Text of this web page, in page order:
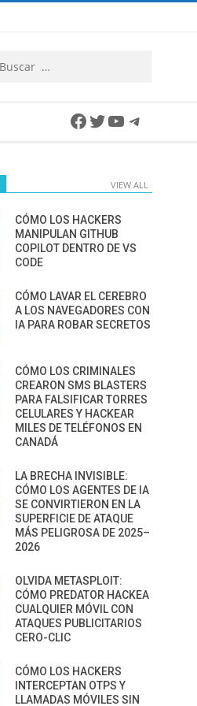
Facebook
Twitter
YouTube
VIEW ALL
CÓMO LOS HACKERS
MANIPULAN GITHUB
COPILOT DENTRO DE VS
CODE
CÓMO LAVAR EL CEREBRO
A LOS NAVEGADORES CON
IA PARA ROBAR SECRETOS
CÓMO LOS CRIMINALES
CREARON SMS BLASTERS
PARA FALSIFICAR TORRES
CELULARES Y HACKEAR
MILES DE TELÉFONOS EN
CANADÁ
LA BRECHA INVISIBLE:
CÓMO LOS AGENTES DE IA
SE CONVIRTIERON EN LA
SUPERFICIE DE ATAQUE
MÁS PELIGROSA DE 2025–
2026
OLVIDA METASPLOIT:
CÓMO PREDATOR HACKEA
CUALQUIER MÓVIL CON
ATAQUES PUBLICITARIOS
CERO-CLIC
CÓMO LOS HACKERS
INTERCEPTAN OTPS Y
LLAMADAS MÓVILES SIN